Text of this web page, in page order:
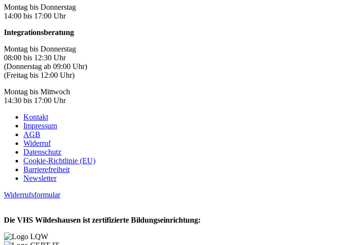
Montag bis Donnerstag
14:00 bis 17:00 Uhr
Integrationsberatung
Montag bis Donnerstag
08:00 bis 12:30 Uhr
(Donnerstag ab 09:00 Uhr)
(Freitag bis 12:00 Uhr)
Montag bis Mittwoch
14:30 bis 17:00 Uhr
Kontakt
Impressum
AGB
Widerruf
Datenschutz
Cookie-Richtlinie (EU)
Barrierefreiheit
Newsletter
Widerrufsformular
Die VHS Wildeshausen ist zertifizierte Bildungseinrichtung: